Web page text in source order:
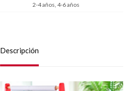
2-4 años, 4-6 años
Descripción